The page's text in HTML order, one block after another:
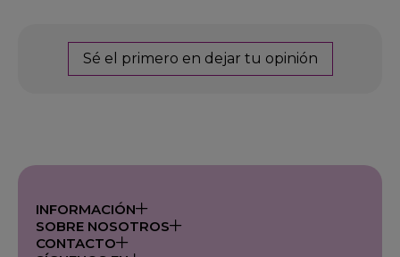
Sé el primero en dejar tu opinión
INFORMACIÓN
SOBRE NOSOTROS
CONTACTO